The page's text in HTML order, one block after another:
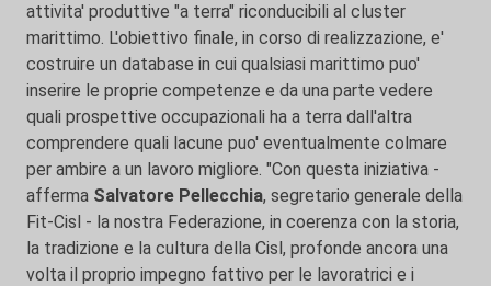
attivita' produttive "a terra" riconducibili al cluster
marittimo. L'obiettivo finale, in corso di realizzazione, e'
costruire un database in cui qualsiasi marittimo puo'
inserire le proprie competenze e da una parte vedere
quali prospettive occupazionali ha a terra dall'altra
comprendere quali lacune puo' eventualmente colmare
per ambire a un lavoro migliore. "Con questa iniziativa -
afferma Salvatore Pellecchia, segretario generale della
Fit-Cisl - la nostra Federazione, in coerenza con la storia,
la tradizione e la cultura della Cisl, profonde ancora una
volta il proprio impegno fattivo per le lavoratrici e i